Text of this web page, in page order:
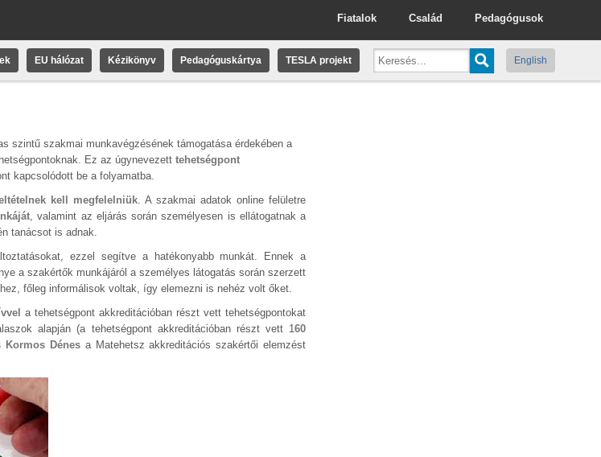
Pedagógusok
Család
Fiatalok
EU hálózat Kézikönyv Pedagóguskártya TESLA projekt English
szintű szakmai munkavégzésének támogatása érdekében a
Ez az úgynevezett tehetségpont
kapcsolódott be a folyamatba.
kell megfelelniük. A szakmai adatok online felületre
, valamint az eljárás során személyesen is ellátogatnak a
tanácsot is adnak.
ezzel segítve a hatékonyabb munkát. Ennek a
a szakértők munkájáról a személyes látogatás során szerzett
főleg informálisok voltak, így elemezni is nehéz volt őket.
a tehetségpont akkreditációban részt vett tehetségpontokat
alapján (a tehetségpont akkreditációban részt vett 160
Kormos Dénesa Matehetsz akkreditációs szakértői elemzést